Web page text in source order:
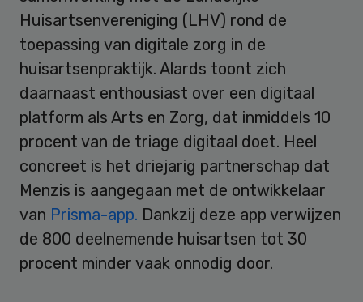
Huisartsenvereniging (LHV) rond de
toepassing van digitale zorg in de
huisartsenpraktijk. Alards toont zich
daarnaast enthousiast over een digitaal
platform als Arts en Zorg, dat inmiddels 10
procent van de triage digitaal doet. Heel
concreet is het driejarig partnerschap dat
Menzis is aangegaan met de ontwikkelaar
van Prisma-app. Dankzij deze app verwijzen
de 800 deelnemende huisartsen tot 30
procent minder vaak onnodig door.